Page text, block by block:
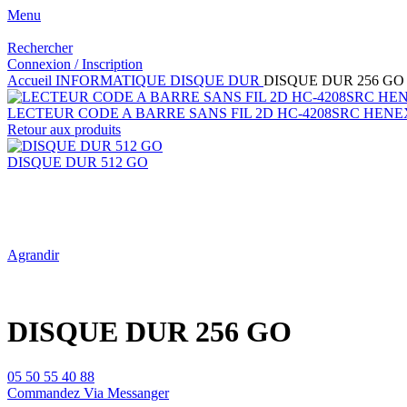
Menu
Rechercher
Connexion / Inscription
Accueil INFORMATIQUE DISQUE DUR DISQUE DUR 256 GO
LECTEUR CODE A BARRE SANS FIL 2D HC-4208SRC
Retour aux produits
DISQUE DUR 512 GO
Agrandir
DISQUE DUR 256 GO
05 50 55 40 88
Commandez Via Messanger